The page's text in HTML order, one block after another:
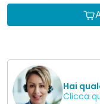
Hai
Clicca